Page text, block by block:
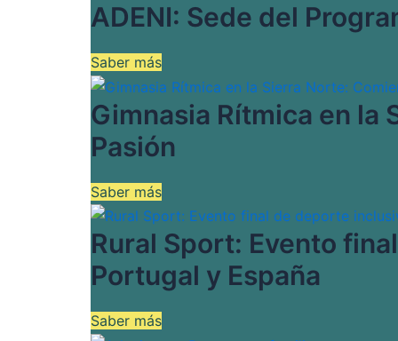
ADENI: Sede del
Saber más
Gimnasia Rítmica en la
Pasión
Saber más
Rural Sport: Evento
Portugal y España
Saber más